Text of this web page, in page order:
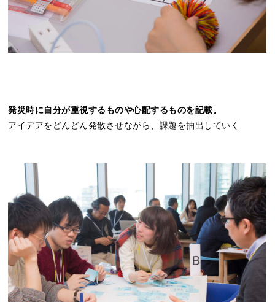
発災時に自分が重視するものや心配するものを記載。
アイデアをどんどん発散させながら、課題を抽出していく